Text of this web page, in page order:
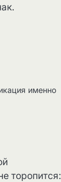
именно
торопится: